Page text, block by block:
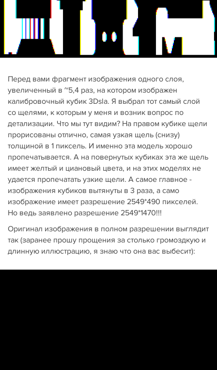
Перед вами фрагмент изображения одного слоя,
увеличенный в ~5,4 раз, на котором изображен
калибровочный кубик 3Dsla. Я выбрал тот самый слой
со щелями, к которым у меня и возник вопрос по
детализации. Что мы тут видим? На правом кубике щели
прорисованы отлично, самая узкая щель (снизу)
толщиной в 1 пиксель. И именно эта модель хорошо
пропечатывается. А на повернутых кубиках эта же щель
имеет желтый и циановый цвета, и на этих моделях не
удается пропечатать узкие щели. А самое главное -
изображения кубиков вытянуты в 3 раза, а само
изображение имеет разрешение 2549*490 пикселей.
Но ведь заявлено разрешение 2549*1470!!!
Оригинал изображения в полном разрешении выглядит
так (заранее прошу прощения за столько громоздкую и
длинную иллюстрацию, я знаю что она вас выбесит):